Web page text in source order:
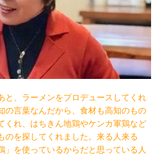
と、ラーメンをプロデュースしてくれ
の言葉なんだから、食材も高知のもの
くれ、はちきん地鶏やケンカ軍鶏など
のを探してくれました。来る人来る
」を使っているからだと思っている人